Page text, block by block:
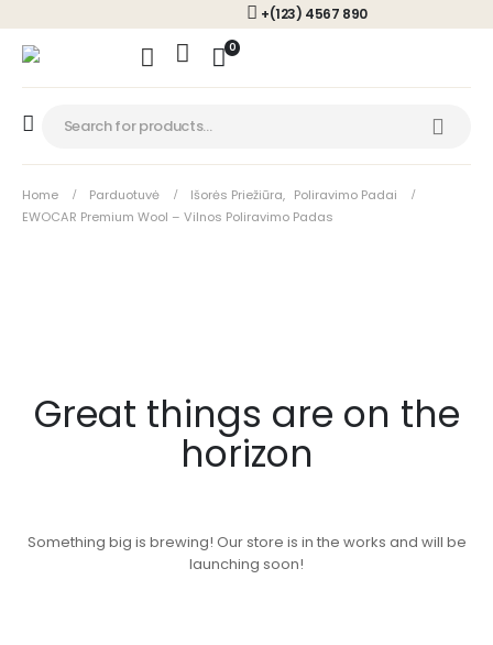
+(123) 4567 890
0
Home Parduotuvė Išorės Priežiūra, Poliravimo Padai
EWOCAR Premium Wool – Vilnos Poliravimo Padas
Great things are on the
horizon
Something big is brewing! Our store is in the works and will be
launching soon!